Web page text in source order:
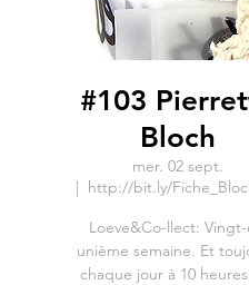
#103
Bloch
mer. 02 sept.
  |
http://bit.ly/
Loeve&Co-llect:
unième semaine. Et
chaque jour à 10